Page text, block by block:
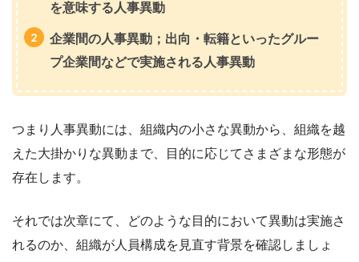
を意味する人事異動
企業間の人事異動；出向・転籍といったグルー
プ企業間などで実施される人事異動
つまり人事異動には、組織内の小さな異動から、組織を越
えた大掛かりな異動まで、目的に応じてさまざまな形態が
存在します。
それでは次章にて、どのような目的において異動は実施さ
れるのか、組織が人員構成を見直す背景を確認しましょ